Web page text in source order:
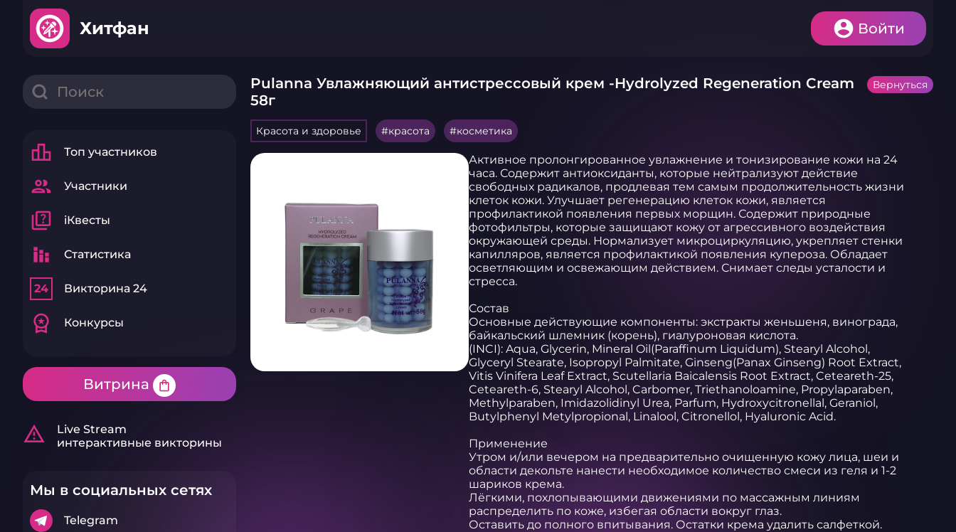
Хитфан Войти
leaderboard Топ участников
group Участники
quiz iКвесты
stacked_bar_chart Статистика
24 Викторина 24
workspace_premium Конкурсы
Витрина shopping_bag
warning_amber
Live Stream
интерактивные викторины
Мы в социальных сетях
Telegram
Pulanna Увлажняющий антистрессовый крем -Hydrolyzed Regeneration Cream
58г
Вернуться
Красота и здоровье красота косметика
Активное пролонгированное увлажнение и тонизирование кожи на 24
часа. Содержит антиоксиданты, которые нейтрализуют действие
свободных радикалов, продлевая тем самым продолжительность жизни
клеток кожи. Улучшает регенерацию клеток кожи, является
профилактикой появления первых морщин. Содержит природные
фотофильтры, которые защищают кожу от агрессивного воздействия
окружающей среды. Нормализует микроциркуляцию, укрепляет стенки
капилляров, является профилактикой появления купероза. Обладает
осветляющим и освежающим действием. Снимает следы усталости и
стресса.
Состав
Основные действующие компоненты: экстракты женьшеня, винограда,
байкальский шлемник (корень), гиалуроновая кислота.
(INCI): Aqua, Glycerin, Mineral Oil(Paraffinum Liquidum), Stearyl Alcohol,
Glyceryl Stearate, Isopropyl Palmitate, Ginseng(Panax Ginseng) Root Extract,
Vitis Vinifera Leaf Extract, Scutellaria Baicalensis Root Extract, Ceteareth-25,
Ceteareth-6, Stearyl Alcohol, Carbomer, Triethanoloamine, Propylaparaben,
Methylparaben, Imidazolidinyl Urea, Parfum, Hydroxycitronellal, Geraniol,
Butylphenyl Metylpropional, Linalool, Citronellol, Hyaluronic Acid.
Применение
Утром и/или вечером на предварительно очищенную кожу лица, шеи и
области декольте нанести необходимое количество смеси из геля и 1-2
шариков крема.
Лёгкими, похлопывающими движениями по массажным линиям
распределить по коже, избегая области вокруг глаз.
Оставить до полного впитывания. Остатки крема удалить салфеткой.